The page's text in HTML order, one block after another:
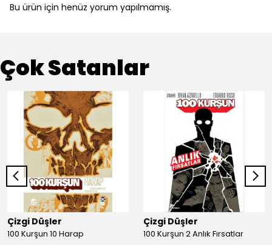
Bu ürün için henüz yorum yapılmamış.
Çok Satanlar
Çizgi Düşler
100 Kurşun 10 Harap
Çizgi Düşler
100 Kurşun 2 Anlık Fırsatlar